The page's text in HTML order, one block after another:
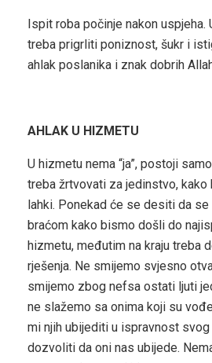
Ispit roba počinje nakon uspjeha.
treba prigrliti poniznost, šukr i
ahlak poslanika i znak dobrih
AHLAK U HIZMETU
U hizmetu nema “ja”, postoji samo
treba žrtvovati za jedinstvo,
lahki. Ponekad će se desiti da
braćom kako bismo došli do
hizmetu, međutim na kraju treba
rješenja. Ne smijemo svjesno
smijemo zbog nefsa ostati ljuti
ne slažemo sa onima koji su
mi njih ubijediti u ispravnost
dozvoliti da oni nas ubijede.